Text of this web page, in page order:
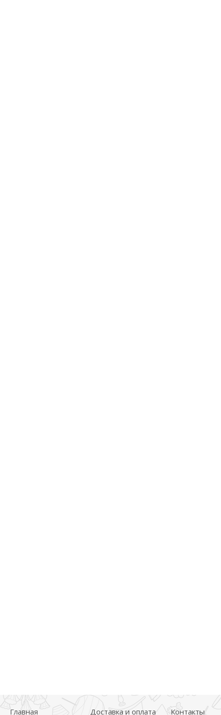
Главная Доставка и оплата Контакты